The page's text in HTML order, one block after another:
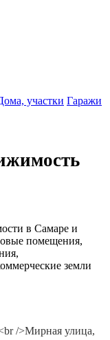
участки Гаражи
в Самаре и
помещения,
земли